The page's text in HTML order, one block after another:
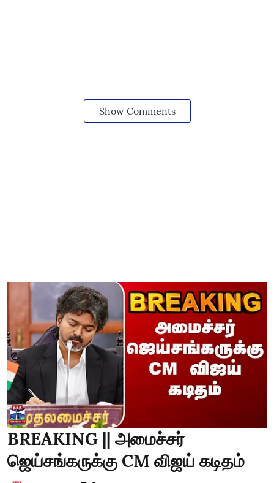
Show Comments
BREAKING || அமைச்சர்
ஜெய்சங்கருக்கு CM விஜய் கடிதம்